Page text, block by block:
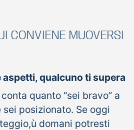
CONVIENE MUOVERSI
aspetti, qualcuno ti supera
quanto “sei bravo” a
posizionato. Se oggi
domani potresti